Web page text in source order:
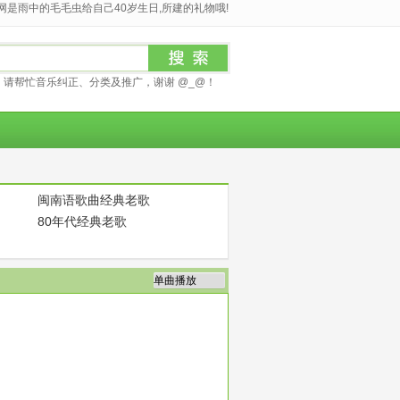
是雨中的毛毛虫给自己40岁生日,所建的礼物哦!
帮忙音乐纠正、分类及推广，谢谢 @_@！
闽南语歌曲经典老歌
80年代经典老歌